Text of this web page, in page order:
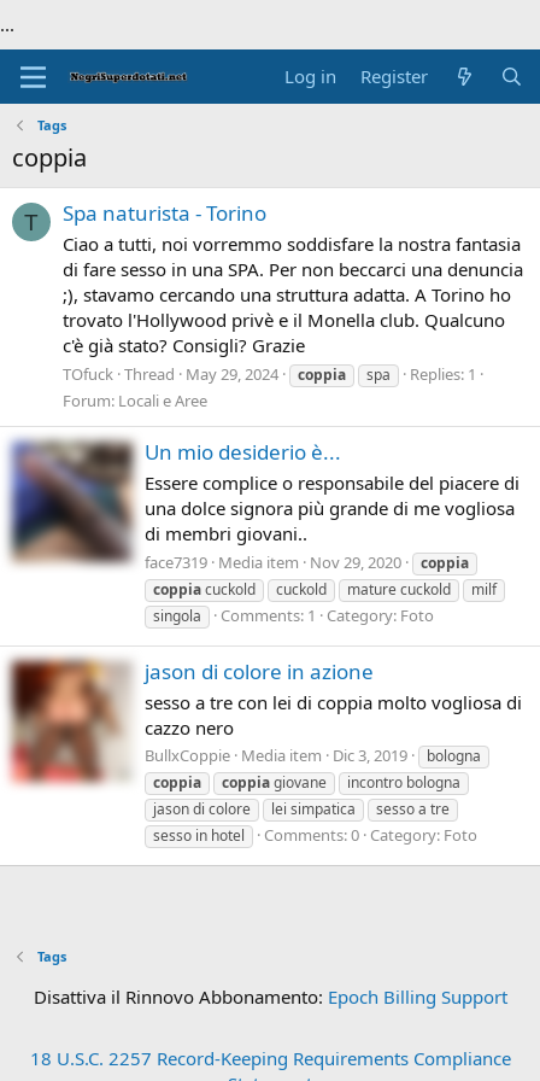
...
Log in Register
Tags
coppia
T Spa naturista - Torino
Ciao a tutti, noi vorremmo soddisfare la nostra fantasia
di fare sesso in una SPA. Per non beccarci una denuncia
;), stavamo cercando una struttura adatta. A Torino ho
trovato l'Hollywood privè e il Monella club. Qualcuno
c'è già stato? Consigli? Grazie
TOfuck Thread May 29, 2024 coppia spa
Replies: 1
Forum: Locali e Aree
Un mio desiderio è...
Essere complice o responsabile del piacere di
una dolce signora più grande di me vogliosa
di membri giovani..
face7319 Media item Nov 29, 2020
coppia
coppiacuckold cuckold mature cuckold
milf
singola
Comments: 1 Category: Foto
jason di colore in azione
sesso a tre con lei di coppia molto vogliosa di
cazzo nero
BullxCoppie Media item Dic 3, 2019
bologna
coppia
coppiagiovane
incontro bologna
jason di colore
lei simpatica
sesso a tre
sesso in hotel
Comments: 0 Category: Foto
Tags
Disattiva il Rinnovo Abbonamento: Epoch Billing Support
18 U.S.C. 2257 Record-Keeping Requirements Compliance